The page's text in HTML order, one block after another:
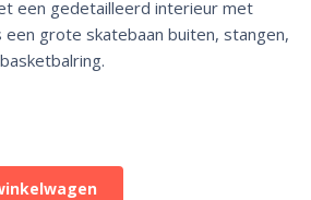
een gedetailleerd interieur met
een grote skatebaan buiten, stangen,